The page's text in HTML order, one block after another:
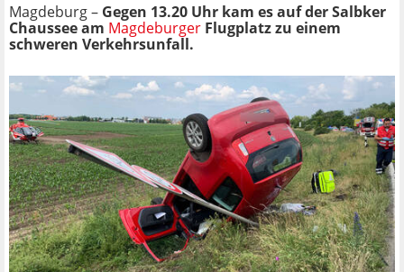
Magdeburg – Gegen 13.20 Uhr kam es auf der Salbker
Chaussee am Magdeburger Flugplatz zu einem
schweren Verkehrsunfall.